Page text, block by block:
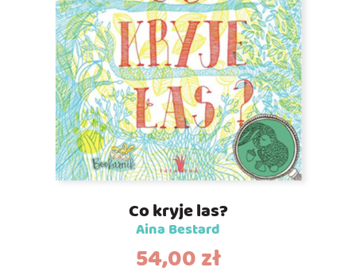
Co kryje las?
Aina Bestard
54,00zł